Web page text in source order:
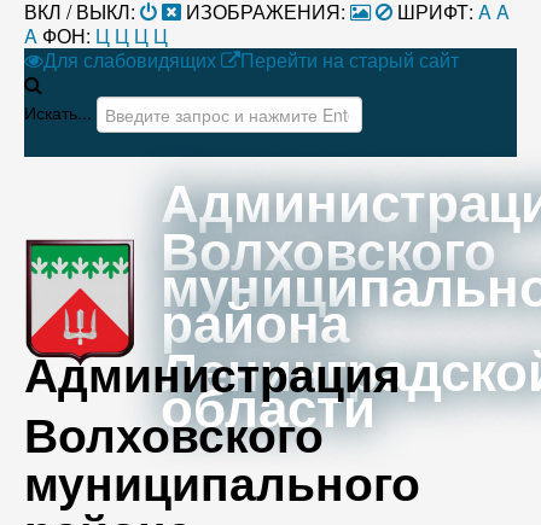
ВКЛ / ВЫКЛ: ИЗОБРАЖЕНИЯ: ШРИФТ: AA
A ФОН: Ц Ц Ц Ц
Для слабовидящих
Перейти на старый сайт
Искать...
Волховского
района
области
Администрация
Волховского
муниципального